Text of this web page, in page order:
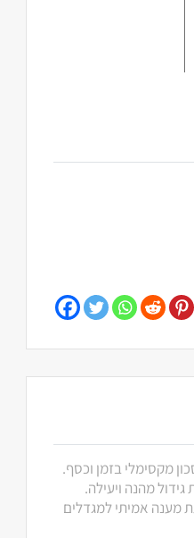
מקסימלי בזמן וכסף.
מהנה ויעילה.
מענה אמיתי למגדלים